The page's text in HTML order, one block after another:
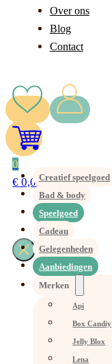
Over ons
Blog
Contact
0
€ 0,00Creatief speelgoed
Bad & body
Speelgoed
Cadeau
Gelegenheden
Aanbiedingen
Merken
Api
Box Candiy
Jelly Blox
Lena